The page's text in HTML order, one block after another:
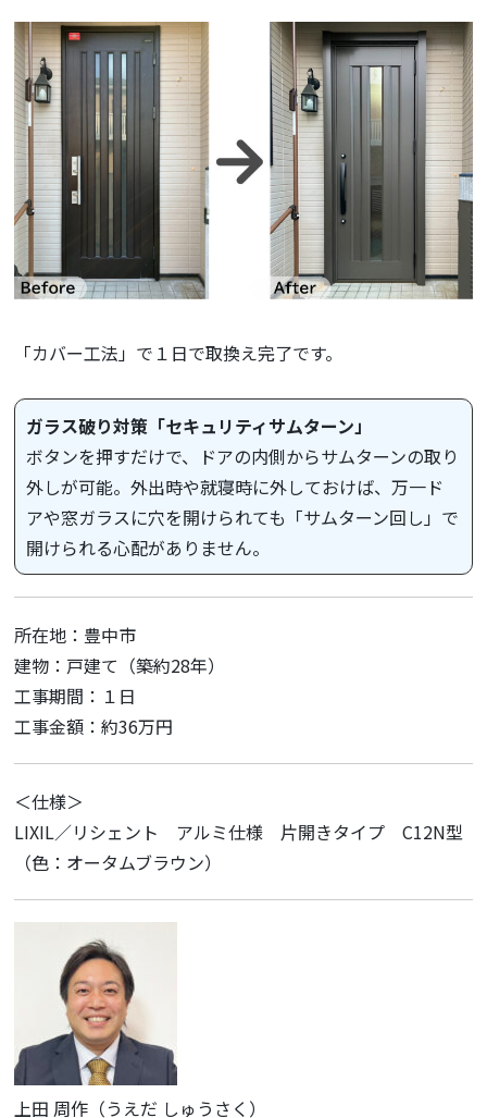
「カバー工法」で１日で取換え完了です。
ガラス破り対策「セキュリティサムターン」
ボタンを押すだけで、ドアの内側からサムターンの取り
外しが可能。外出時や就寝時に外しておけば、万一ド
アや窓ガラスに穴を開けられても「サムターン回し」で
開けられる心配がありません。
所在地：豊中市
建物：戸建て（築約28年）
工事期間：１日
工事金額：約36万円
＜仕様＞
LIXIL／リシェント アルミ仕様 片開きタイプ C12N型
（色：オータムブラウン）
上田 周作（うえだ しゅうさく）